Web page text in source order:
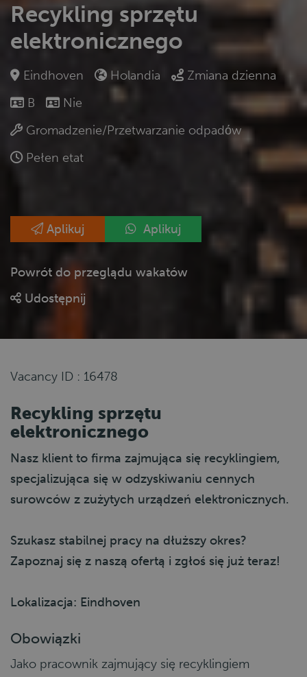
Recykling sprzętu
elektronicznego
Eindhoven Holandia
Zmiana dzienna
B
Nie
Gromadzenie/Przetwarzanie odpadόw
Pełen etat
Aplikuj Aplikuj
Powrót do przeglądu wakatów
Udostępnij
Vacancy ID : 16478
Recykling sprzętu
elektronicznego
Nasz klient to firma zajmująca się recyklingiem,
specjalizująca się w odzyskiwaniu cennych
surowców z zużytych urządzeń elektronicznych.
Szukasz stabilnej pracy na dłuższy okres?
Zapoznaj się z naszą ofertą i zgłoś się już teraz!
Lokalizacja: Eindhoven
Obowiązki
Jako pracownik zajmujący się recyklingiem